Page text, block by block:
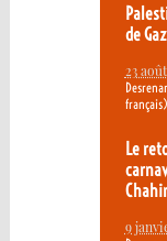
de
23
français)
Le
9